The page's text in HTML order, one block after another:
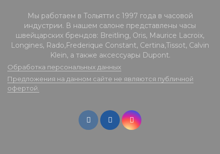
Мы работаем в Тольятти с 1997 года в часовой
индустрии. В нашем салоне представлены часы
швейцарских брендов: Breitling, Oris, Maurice Lacroix,
Longines, Rado,Frederique Constant, Certina,Tissot, Calvin
Klein, а также аксессуары Dupont.
Обработка персональных данных
Предложения на данном сайте не являются публичной
офертой.